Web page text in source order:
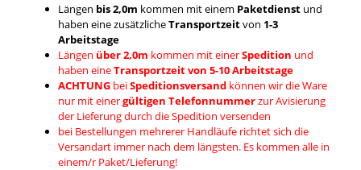
Längen bis 2,0m kommen mit einem Paketdienstund
haben eine zusätzlicheTransportzeitvon 1-3
Arbeitstage
Längen über 2,0m kommen mit einerSpedition und
haben eineTransportzeit von 5-10 Arbeitstage
ACHTUNGbeiSpeditionsversandkönnen wir die Ware
nur mit einergültigen Telefonnummerzur Avisierung
der Lieferung durch die Spedition versenden
bei Bestellungen mehrerer Handläufe richtet sich die
Versandart immer nach dem längsten. Es kommen alle in
einem/r Paket/Lieferung!